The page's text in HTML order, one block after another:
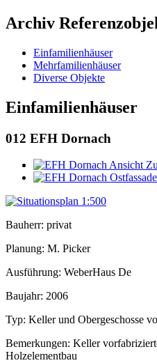
Archiv
Einfamilienhäuser
Mehrfamilienhäuser
Diverse Objekte
Einfamilienhäuser
012 EFH Dornach
Bauherr: privat
Planung: M. Picker
Ausführung: WeberHaus De
Baujahr: 2006
Typ: Keller und Obergeschosse
Bemerkungen: Keller
Holzelementbau